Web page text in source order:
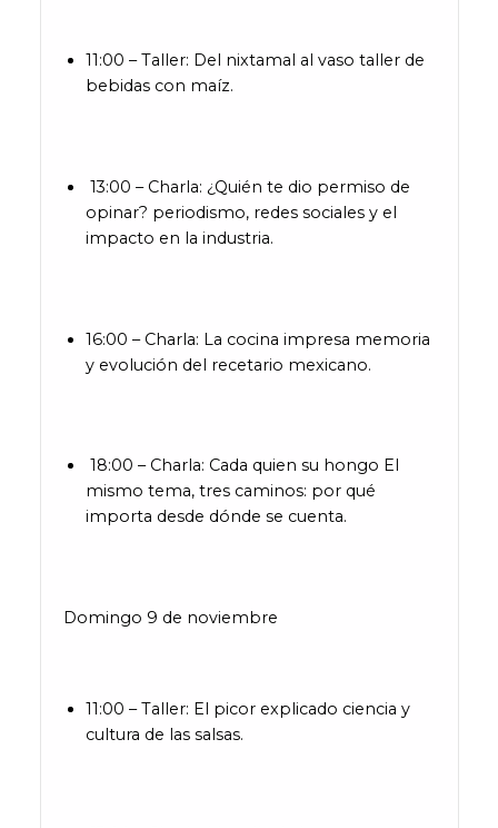
11:00 – Taller: Del nixtamal al vaso taller de
bebidas con maíz.
13:00 – Charla: ¿Quién te dio permiso de
opinar? periodismo, redes sociales y el
impacto en la industria.
16:00 – Charla: La cocina impresa memoria
y evolución del recetario mexicano.
18:00 – Charla: Cada quien su hongo El
mismo tema, tres caminos: por qué
importa desde dónde se cuenta.
Domingo 9 de noviembre
11:00 – Taller: El picor explicado ciencia y
cultura de las salsas.